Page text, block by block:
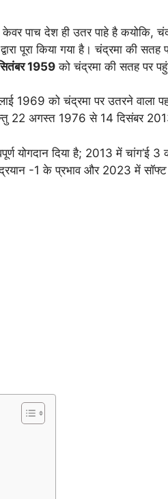
पाच देश ही उतर पाहे है कयोकि,
पूरा किया गया है। चंद्रमा की
1959 को चंद्रमा की सतह पर
1969 को चंद्रमा पर उतरने
22 अगस्त 1976 से 14 दिसंबर
योगदान दिया है; 2013 में
-1 के प्रभाव और 2023 में सॉफ्ट